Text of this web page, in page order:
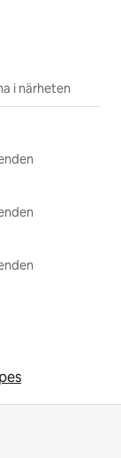
i närheten